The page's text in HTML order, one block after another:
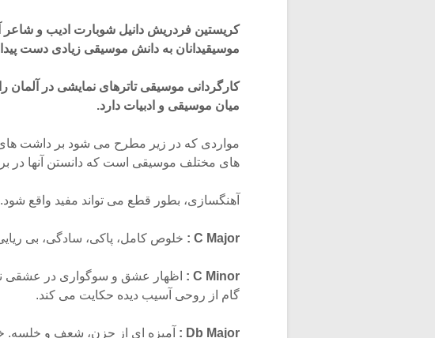
کریستین فردریش دانیل شوبارت ادیب و شاعر
موسیقیدانان به دانش موسیقی زیادی دست
کارگردانی موسیقی تاترهای نمایشی در آلمان
میان موسیقی و ادبیات دارد.
مواردی که در زیر مطرح می شود بر داشت
های مختلف موسیقی است که دانستن آنها در
آهنگسازی، بطور قطع می تواند مفید واقع شود.
C Major : خلوص کامل، پاکی، سادگی، بی
C Minor :
اظهار عشق و سوگواری در عشقی
گام از روحی آسیب دیده حکایت می کند.
Db Major :
آمیزه ای از حزن، شعف و خلسه.